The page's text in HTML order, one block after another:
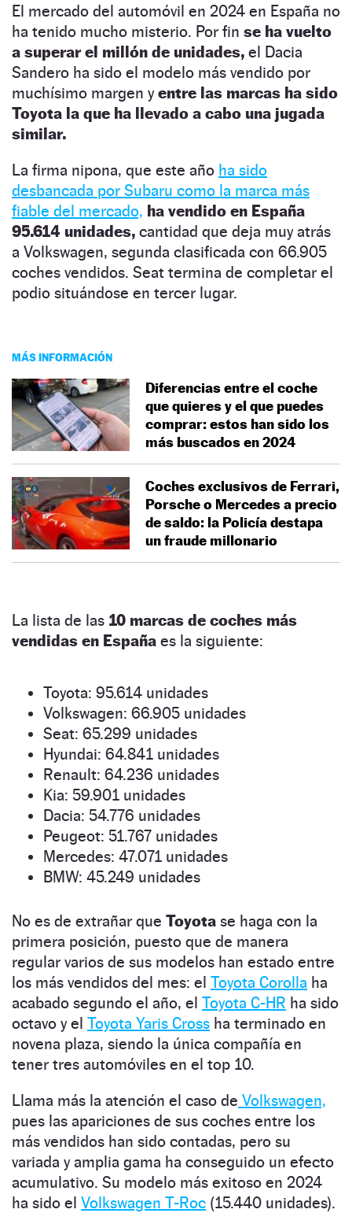
El mercado del automóvil en 2024 en España no
ha tenido mucho misterio. Por fin se ha vuelto
a superar el millón de unidades, el Dacia
Sandero ha sido el modelo más vendido por
muchísimo margen yentre las marcas ha sido
Toyota la que ha llevado a cabo una jugada
similar.
La firma nipona, que este año ha sido
desbancada por Subaru como la marca más
fiable del mercado, ha vendido en España
95.614 unidades, cantidad que deja muy atrás
a Volkswagen, segunda clasificada con 66.905
coches vendidos. Seat termina de completar el
podio situándose en tercer lugar.
MÁS INFORMACIÓN
Diferencias entre el coche
que quieres y el que puedes
comprar: estos han sido los
más buscados en 2024
Coches exclusivos de Ferrari,
Porsche o Mercedes a precio
de saldo: la Policía destapa
un fraude millonario
La lista de las 10 marcas de coches más
vendidas en España es la siguiente:
Toyota: 95.614 unidades
Volkswagen: 66.905 unidades
Seat: 65.299 unidades
Hyundai: 64.841 unidades
Renault: 64.236 unidades
Kia: 59.901 unidades
Dacia: 54.776 unidades
Peugeot: 51.767 unidades
Mercedes: 47.071 unidades
BMW: 45.249 unidades
No es de extrañar que Toyota se haga con la
primera posición, puesto que de manera
regular varios de sus modelos han estado entre
los más vendidos del mes: el Toyota Corolla ha
acabado segundo el año, el Toyota C-HR ha sido
octavo y el Toyota Yaris Cross ha terminado en
novena plaza, siendo la única compañía en
tener tres automóviles en el top 10.
Llama más la atención el caso de Volkswagen,
pues las apariciones de sus coches entre los
más vendidos han sido contadas, pero su
variada y amplia gama ha conseguido un efecto
acumulativo. Su modelo más exitoso en 2024
ha sido el Volkswagen T-Roc (15.440 unidades).